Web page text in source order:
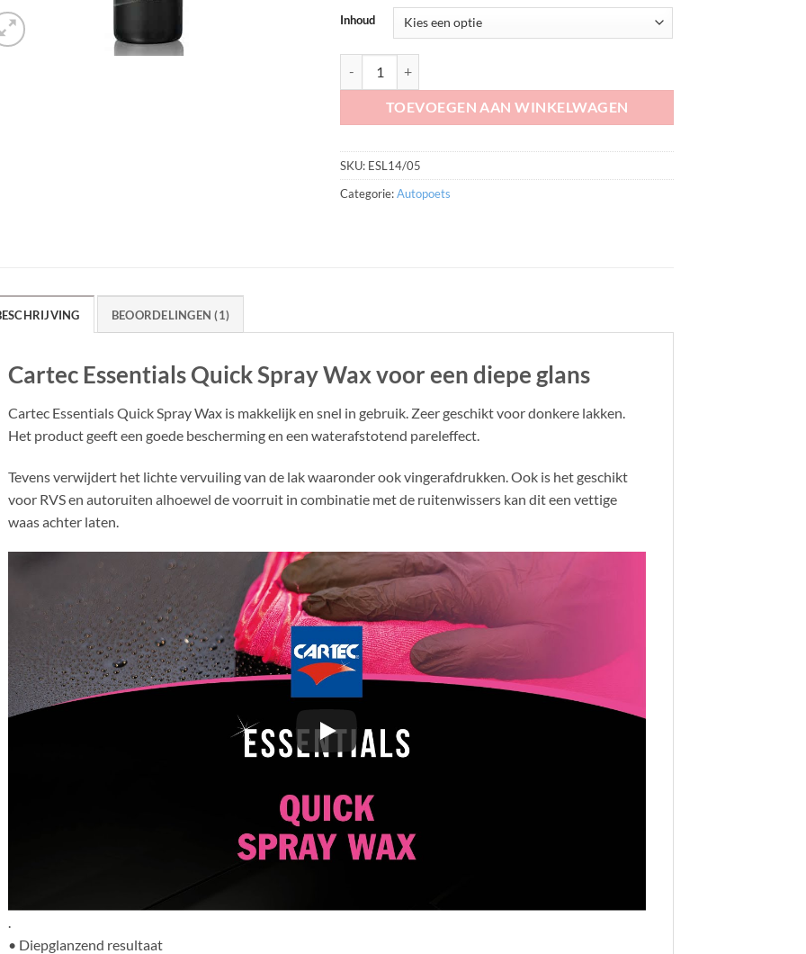
Inhoud
TOEVOEGEN AAN WINKELWAGEN
SKU: ESL14/05
Categorie:Autopoets
BEOORDELINGEN (1)
Cartec Essentials Quick Spray Wax voor een diepe glans
Cartec Essentials Quick Spray Wax is makkelijk en snel in gebruik. Zeer geschikt voor donkere lakken.
Het product geeft een goede bescherming en een waterafstotend pareleffect.
Tevens verwijdert het lichte vervuiling van de lak waaronder ook vingerafdrukken. Ook is het geschikt
voor RVS en autoruiten alhoewel de voorruit in combinatie met de ruitenwissers kan dit een vettige
waas achter laten.
• Diepglanzend resultaat